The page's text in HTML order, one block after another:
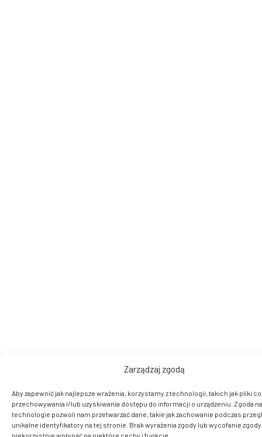
Zarządzaj zgodą
Aby zapewnić jak najlepsze wrażenia, korzystamy z technologii, takich jak pliki
przechowywania i/lub uzyskiwania dostępu do informacji o urządzeniu. Zgoda
technologie pozwoli nam przetwarzać dane, takie jak zachowanie podczas
unikalne identyfikatory na tej stronie. Brak wyrażenia zgody lub wycofanie
niekorzystnie wpłynąć na niektóre cechy i funkcje.